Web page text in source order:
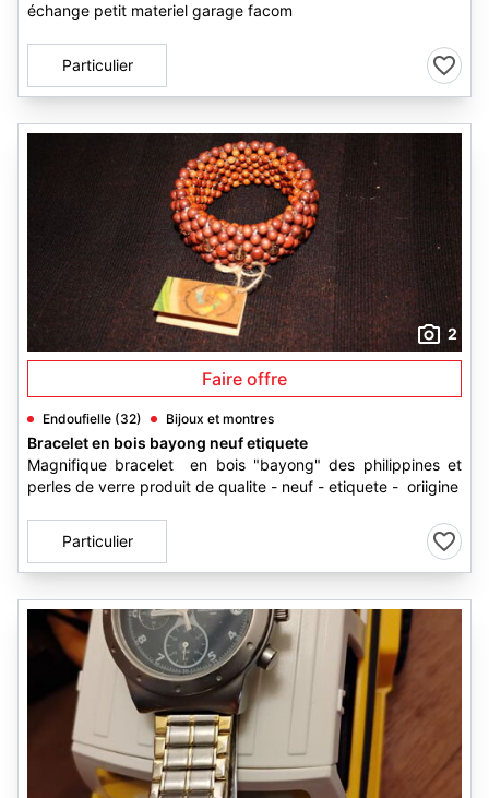
échange petit materiel garage facom
Particulier
2
Faire offre
Endoufielle (32) Bijoux et montres
Bracelet en bois bayong neuf etiquete
Magnifique bracelet en bois "bayong" des philippines et
perles de verre produit de qualite - neuf - etiquete - oriigine
Particulier